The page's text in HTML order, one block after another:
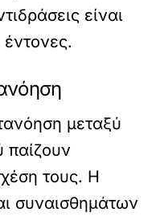
είναι
μεταξύ
παίζουν
τους. Η
συναισθημάτων